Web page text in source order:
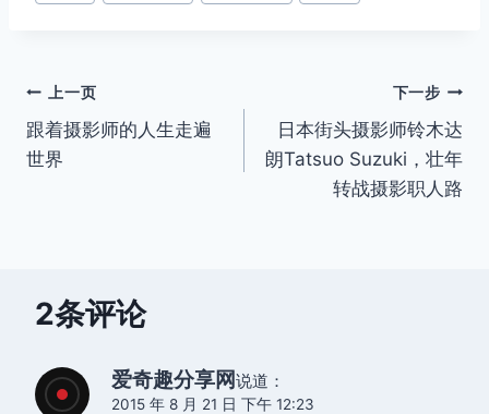
文
章
上一页
跟着摄影师的人生走遍
世界
下一步
日本街头摄影师铃木达
朗Tatsuo Suzuki，壮年
转战摄影职人路
2条评论
爱奇趣分享网说道：
2015 年 8 月 21 日 下午 12:23